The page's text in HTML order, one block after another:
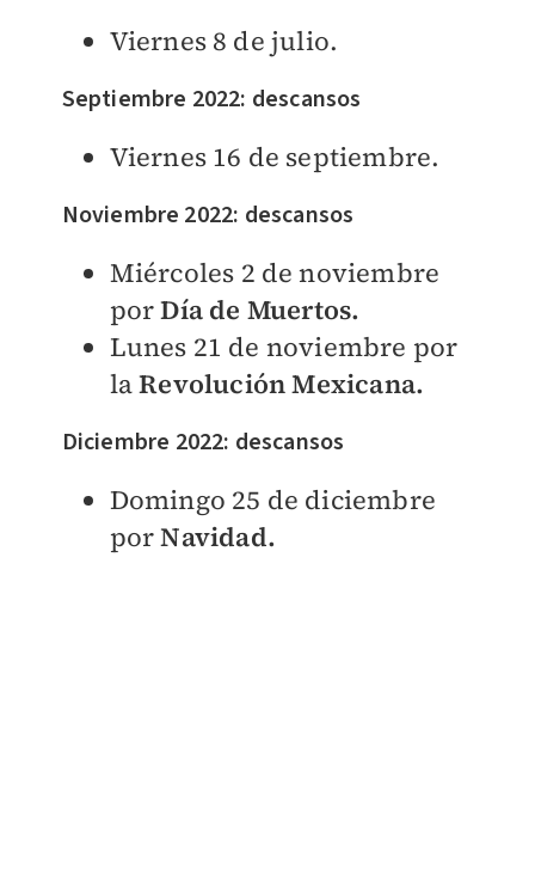
Viernes 8 de julio.
Septiembre 2022: descansos
Viernes 16 de septiembre.
Noviembre 2022: descansos
Miércoles 2 de noviembre
porDía de Muertos.
Lunes 21 de noviembre por
laRevolución Mexicana.
Diciembre 2022: descansos
Domingo 25 de diciembre
porNavidad.